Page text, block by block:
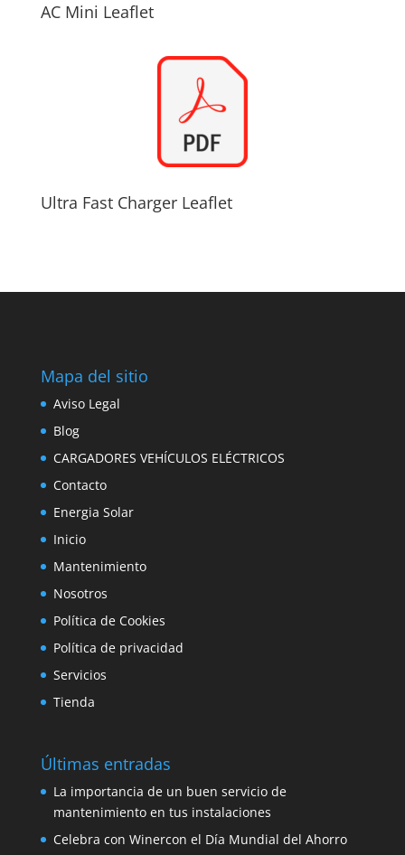
AC Mini Leaflet
Ultra Fast Charger Leaflet
Mapa del sitio
Aviso Legal
Blog
CARGADORES VEHÍCULOS ELÉCTRICOS
Contacto
Energia Solar
Inicio
Mantenimiento
Nosotros
Política de Cookies
Política de privacidad
Servicios
Tienda
Últimas entradas
La importancia de un buen servicio de
mantenimiento en tus instalaciones
Celebra con Winercon el Día Mundial del Ahorro